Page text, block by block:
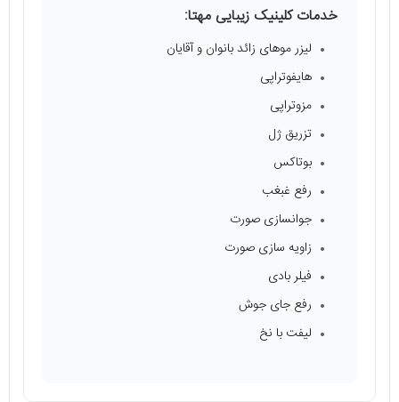
خدمات کلینیک زیبایی مهتا:
لیزر موهای زائد بانوان و آقایان
هایفوتراپی
مزوتراپی
تزریق ژل
بوتاکس
رفع غبغب
جوانسازی صورت
زاویه سازی صورت
فیلر بادی
رفع جای جوش
لیفت با نخ